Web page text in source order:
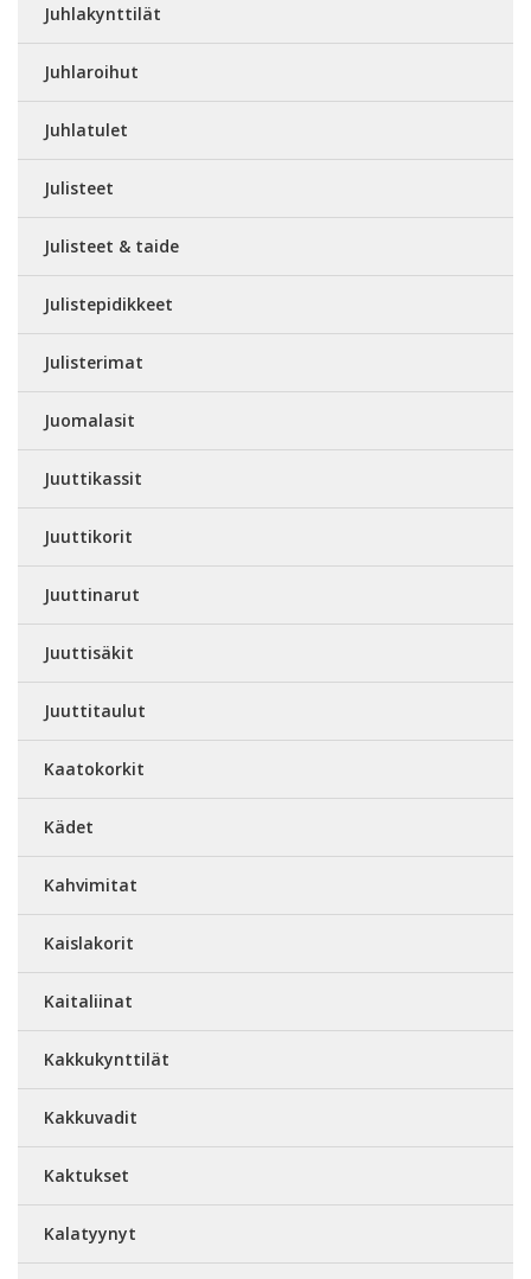
Juhlakynttilät
Juhlaroihut
Juhlatulet
Julisteet
Julisteet & taide
Julistepidikkeet
Julisterimat
Juomalasit
Juuttikassit
Juuttikorit
Juuttinarut
Juuttisäkit
Juuttitaulut
Kaatokorkit
Kädet
Kahvimitat
Kaislakorit
Kaitaliinat
Kakkukynttilät
Kakkuvadit
Kaktukset
Kalatyynyt